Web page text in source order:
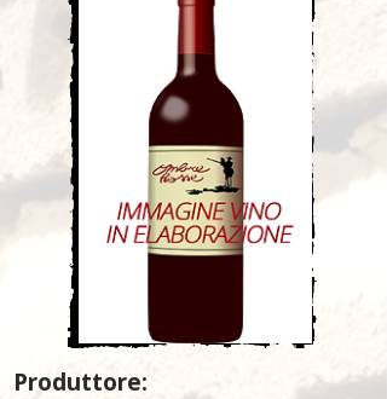
Produttore: